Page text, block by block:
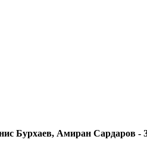
Бурхаев, Амиран Сардаров -